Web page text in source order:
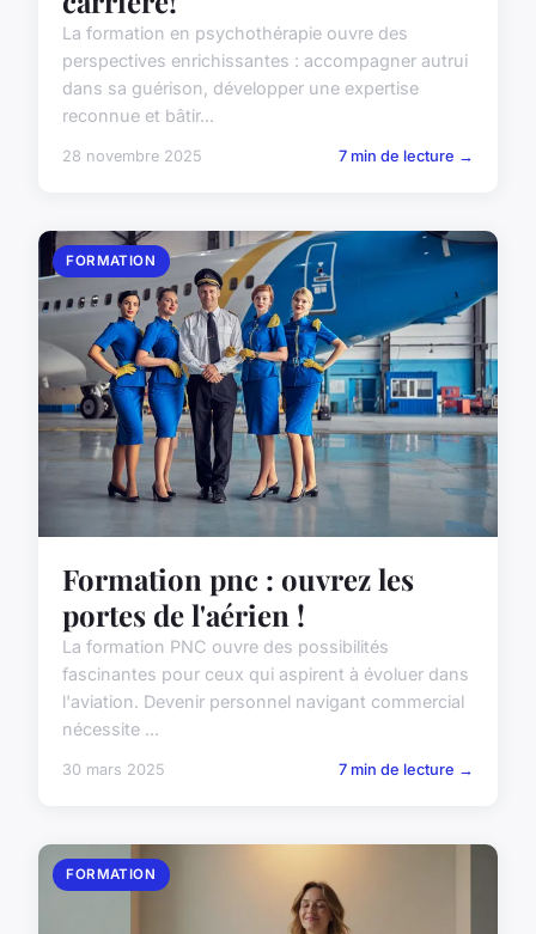
La formation en psychothérapie ouvre des
perspectives enrichissantes : accompagner autrui
dans sa guérison, développer une expertise
reconnue et bâtir...
28 novembre 2025 7 min de lecture →
FORMATION
Formation pnc : ouvrez les
portes de l'aérien !
La formation PNC ouvre des possibilités
fascinantes pour ceux qui aspirent à évoluer dans
l'aviation. Devenir personnel navigant commercial
nécessite ...
30 mars 2025 7 min de lecture →
FORMATION